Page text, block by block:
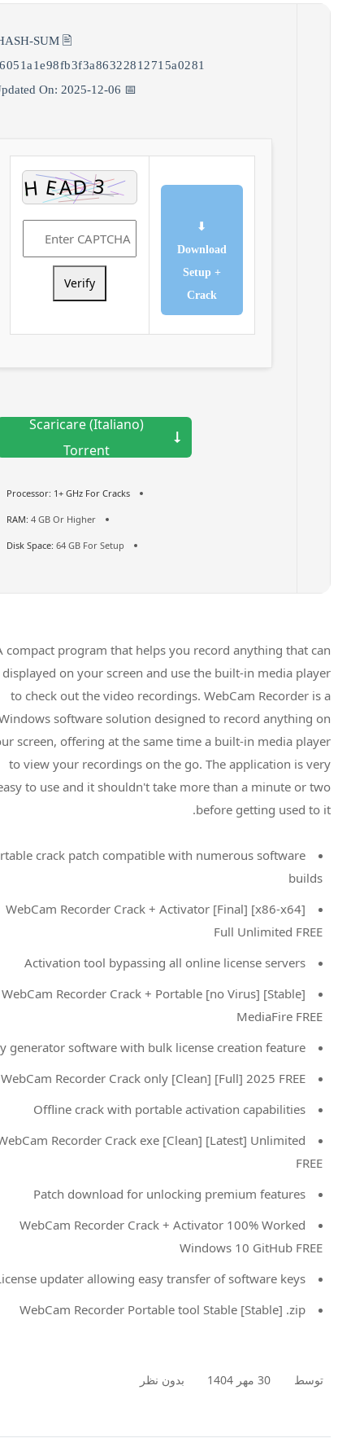
26051a1e98fb3f3a86322812715a0281
Download
Setup +
Crack
Verify
Scaricare (Italiano)
Torrent
Processor:1+ GHz For Cracks
RAM: 4 GB Or Higher
Disk Space:64 GB For Setup
A compact program that helps you record anything that can
be displayed on your screen and use the built-in media player
to check out the video recordings. WebCam Recorder is a
Windows software solution designed to record anything on
your screen, offering at the same time a built-in media player
to view your recordings on the go. The application is very
easy to use and it shouldn't take more than a minute or two
before getting used to it.
Portable crack patch compatible with numerous software
builds
WebCam Recorder Crack + Activator [Final] [x86-x64]
Full Unlimited FREE
Activation tool bypassing all online license servers
WebCam Recorder Crack + Portable [no Virus] [Stable]
MediaFire FREE
Key generator software with bulk license creation feature
WebCam Recorder Crack only [Clean] [Full] 2025 FREE
Offline crack with portable activation capabilities
WebCam Recorder Crack exe [Clean] [Latest] Unlimited
FREE
Patch download for unlocking premium features
WebCam Recorder Crack + Activator 100% Worked
Windows 10 GitHub FREE
License updater allowing easy transfer of software keys
WebCam Recorder Portable tool Stable [Stable] .zip
توسط 30 مهر 1404 بدون نظر